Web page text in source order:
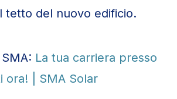
tetto del nuovo edificio.
La tua carriera presso
ora! | SMA Solar